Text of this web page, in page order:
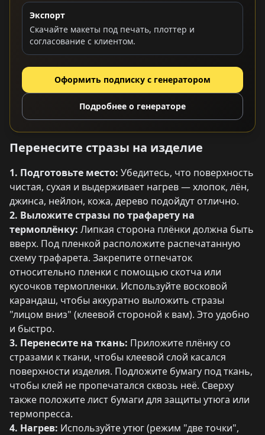
Экспорт
Скачайте макеты под печать, плоттер и
согласование с клиентом.
Оформить подписку с генератором
Подробнее о генераторе
Перенесите стразы на изделие
1. Подготовьте место: Убедитесь, что поверхность
чистая, сухая и выдерживает нагрев — хлопок, лён,
джинса, нейлон, кожа, дерево подойдут отлично.
2. Выложите стразы по трафарету на
термоплёнку: Липкая сторона плёнки должна быть
вверх. Под пленкой расположите распечатанную
схему трафарета. Закрепите отпечаток
относительно пленки с помощью скотча или
кусочков термопленки. Используйте восковой
карандаш, чтобы аккуратно выложить стразы
"лицом вниз" (клеевой стороной к вам). Это удобно
и быстро.
3. Перенесите на ткань: Приложите плёнку со
стразами к ткани, чтобы клеевой слой касался
поверхности изделия. Подложите бумагу под ткань,
чтобы клей не пропечатался сквозь неё. Сверху
также положите лист бумаги для защиты утюга или
термопресса.
4. Нагрев: Используйте утюг (режим "две точки",